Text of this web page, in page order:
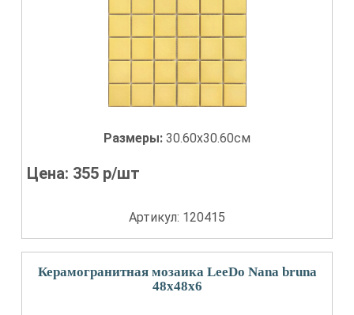
Размеры: 30.60x30.60см
Цена: 355 р/шт
Артикул: 120415
Керамогранитная мозаика LeeDo Nana bruna
48x48x6